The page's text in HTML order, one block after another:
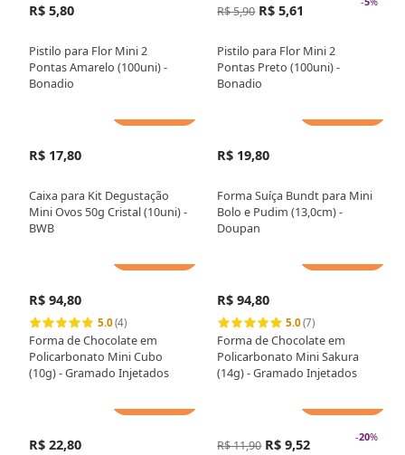
R$ 5,80
Pistilo para Flor Mini 2
Pontas Amarelo (100uni) -
Bonadio
R$ 5,90 R$ 5,61
Pistilo para Flor Mini 2
Pontas Preto (100uni) -
Bonadio
R$ 17,80
Caixa para Kit Degustação
Mini Ovos 50g Cristal (10uni) -
BWB
R$ 19,80
Forma Suíça Bundt para Mini
Bolo e Pudim (13,0cm) -
Doupan
R$ 94,80
5.0(4)
Forma de Chocolate em
Policarbonato Mini Cubo
(10g) - Gramado Injetados
R$ 94,80
5.0(7)
Forma de Chocolate em
Policarbonato Mini Sakura
(14g) - Gramado Injetados
R$ 22,80 -20%
R$ 11,90 R$ 9,52